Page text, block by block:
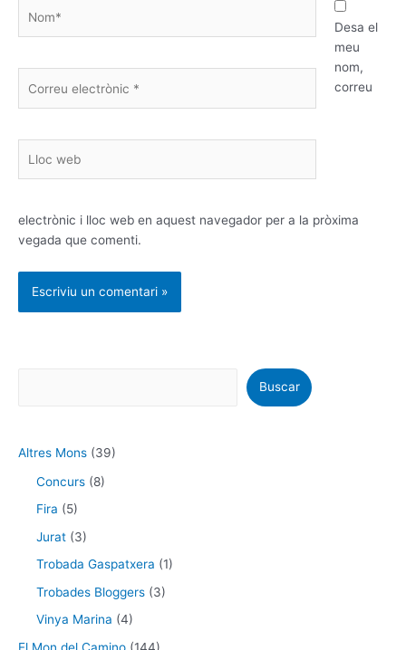
electrònic
web
Desa el
meu
nom,
correu
electrònic i lloc web en aquest navegador per a la pròxima
vegada que comenti.
Buscar
Altres Mons (39)
Concurs (8)
Fira (5)
Jurat (3)
Trobada Gaspatxera (1)
Trobades Bloggers (3)
Vinya Marina (4)
El Mon del Camino (144)